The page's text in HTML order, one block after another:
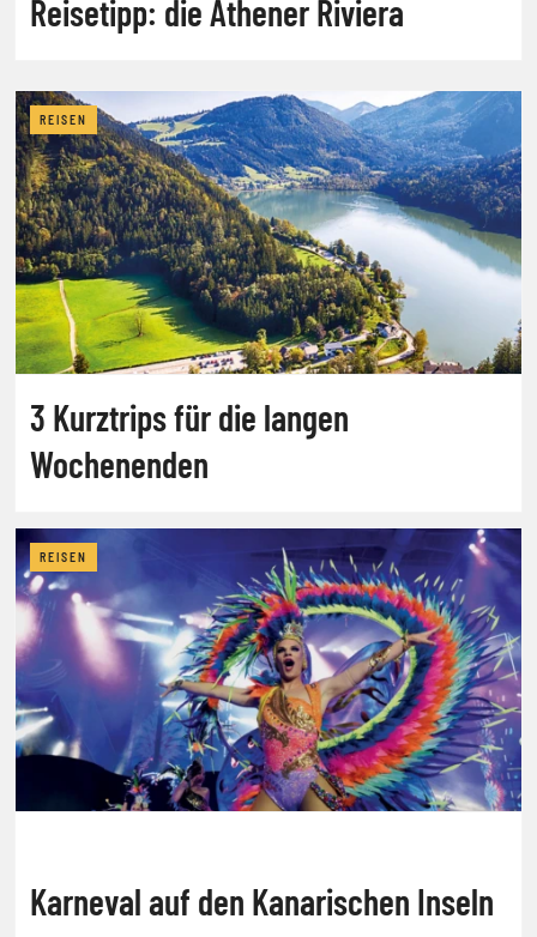
Reisetipp: die Athener Riviera
REISEN
3 Kurztrips für die langen
Wochenenden
REISEN
Karneval auf den Kanarischen Inseln